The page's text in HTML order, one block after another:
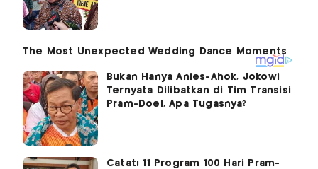
Bukan Hanya Anies-Ahok, Jokowi
Ternyata Dilibatkan di Tim Transisi
Pram-Doel, Apa Tugasnya?
Catat! 11 Program 100 Hari Pram-